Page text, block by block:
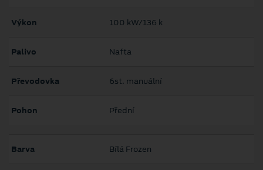
Výkon 100 kW/136 k
Palivo Nafta
Převodovka 6st. manuální
Pohon Přední
Barva Bílá Frozen